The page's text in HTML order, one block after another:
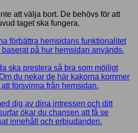
att välja bort. De behövs för att
taget ska fungera.
förbättra hemsidans funktionalitet
på hur hemsidan används.
ska prestera så bra som möjligt
du nekar de här kakorna kommer
försvinna från hemsidan.
dig av dina intressen och ditt
ökar du chansen att få se
innehåll och erbjudanden.